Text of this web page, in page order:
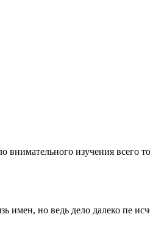
изучения всего
имен, но ведь дело далеко пе